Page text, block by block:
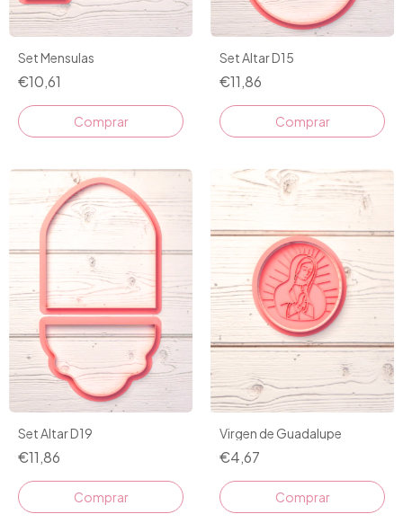
Set Mensulas
€10,61
Set Altar D15
€11,86
Comprar
Set Altar D19
€11,86
Comprar
Virgen de Guadalupe
€4,67
Comprar